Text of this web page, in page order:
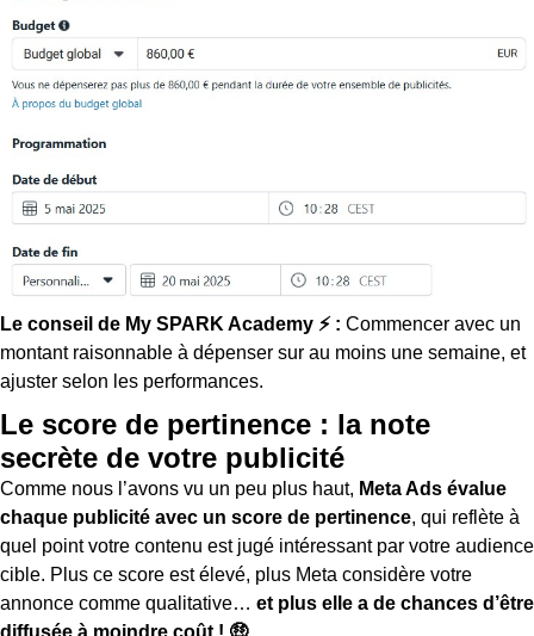
Le conseil de My SPARK Academy ⚡ : Commencer avec un
montant raisonnable à dépenser sur au moins une semaine, et
ajuster selon les performances.
Le score de pertinence : la note
secrète de votre publicité
Comme nous l’avons vu un peu plus haut, Meta Ads évalue
chaque publicité avec un score de pertinence, qui reflète à
quel point votre contenu est jugé intéressant par votre audience
cible. Plus ce score est élevé, plus Meta considère votre
annonce comme qualitative… et plus elle a de chances d’être